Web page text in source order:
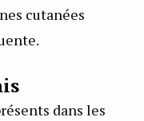
cutanées
dans les